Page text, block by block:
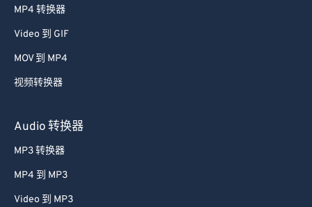
MP4 转换器
Video 到 GIF
MOV 到 MP4
视频转换器
Audio 转换器
MP3 转换器
MP4 到 MP3
Video 到 MP3